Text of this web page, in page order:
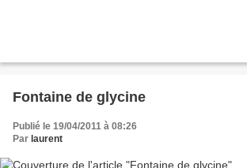
Fontaine de glycine
Publié le 19/04/2011 à 08:26
Par laurent